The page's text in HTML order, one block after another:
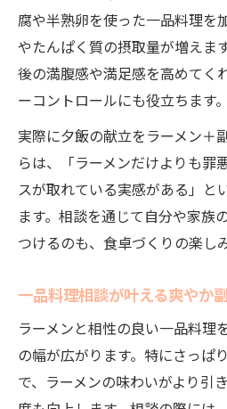
腐や半熟卵を使った一品料理を
やたんぱく質の摂取量が増えま
後の満腹感や満足感を高めてく
ーコントロールにも役立ちます。
実際に夕飯の献立をラーメン＋
らは、「ラーメンだけよりも罪
スが取れている実感がある」と
ます。相談を通じて自分や家族
つけるのも、食卓づくりの楽し
一品料理相談が叶える爽やか
ラーメンと相性の良い一品料理
の幅が広がります。特にさっぱ
で、ラーメンの味わいがより引